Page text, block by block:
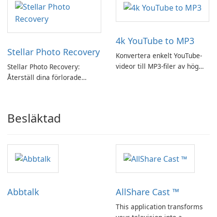
Stellar Photo Recovery
Stellar Photo Recovery:
Återställ dina förlorade
4k YouTube to MP3
Konvertera enkelt YouTube-
videor till MP3-filer av hög
Besläktad
Abbtalk AllShare Cast ™
This application transforms